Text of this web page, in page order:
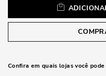
Confira em quais lojas você